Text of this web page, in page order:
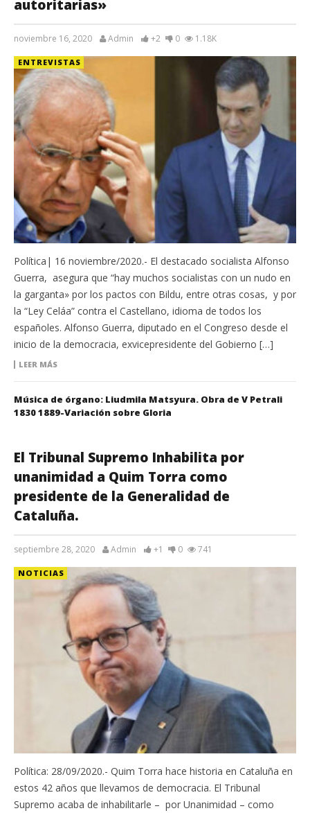
autoritarias»
noviembre 16, 2020 Admin +2 0 1.18K
ENTREVISTAS
Política| 16 noviembre/2020.- El destacado socialista Alfonso
Guerra, asegura que “hay muchos socialistas con un nudo en
la garganta» por los pactos con Bildu, entre otras cosas, y por
la “Ley Celáa” contra el Castellano, idioma de todos los
españoles. Alfonso Guerra, diputado en el Congreso desde el
inicio de la democracia, exvicepresidente del Gobierno […]
LEER MÁS
Música de órgano: Liudmila Matsyura. Obra de V Petrali
1830 1889-Variación sobre Gloria
El Tribunal Supremo Inhabilita por
unanimidad a Quim Torra como
presidente de la Generalidad de
Cataluña.
septiembre 28, 2020 Admin +1 0 741
NOTICIAS
Política: 28/09/2020.- Quim Torra hace historia en Cataluña en
estos 42 años que llevamos de democracia. El Tribunal
Supremo acaba de inhabilitarle – por Unanimidad – como